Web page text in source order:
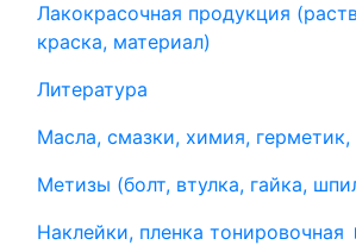
Лакокрасочная продукция
краска, материал)
Литература
Масла, смазки, химия,
Метизы (болт, втулка, гайка,
Наклейки, пленка тонировочная